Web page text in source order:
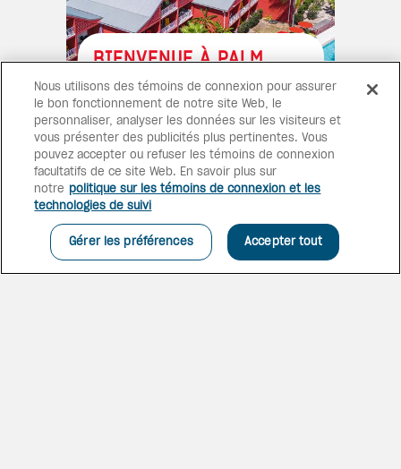
BIENVENUE À PALM
COURT
Entrez dans une atmosphère
intime et privée à la Baie
Orientale. Situées dans un
jardin tropical, les 21 suites du
complexe disposent d’une
véranda privée donnant sur la
piscine ou le jardin.
Nous utilisons des témoins de connexion pour assurer
le bon fonctionnement de notre site Web, le
personnaliser, analyser les données sur les visiteurs et
vous présenter des publicités plus pertinentes. Vous
pouvez accepter ou refuser les témoins de connexion
facultatifs de ce site Web. En savoir plus sur
notre politique sur les témoins de connexion et les
technologies de suivi
Gérer les préférences Accepter tout